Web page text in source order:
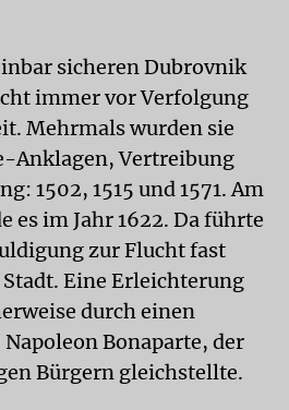
sicheren Dubrovnik
immer vor Verfolgung
Mehrmals wurden sie
Anklagen, Vertreibung
1502, 1515 und 1571. Am
es im Jahr 1622. Da führte
zur Flucht fast
Stadt. Eine Erleichterung
durch einen
Bonaparte, der
Bürgern gleichstellte.